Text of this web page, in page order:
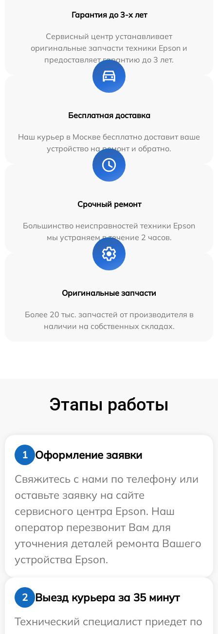
Гарантия до 3-х лет
Сервисный центр устанавливает
оригинальные запчасти техники Epson и
предоставляет гарантию до 3 лет.
Бесплатная доставка
Наш курьер в Москве бесплатно доставит ваше
устройство на ремонт и обратно.
Срочный ремонт
Большинство неисправностей техники Epson
мы устраняем в течение 2 часов.
Оригинальные запчасти
Более 20 тыс. запчастей от производителя в
наличии на собственных складах.
Этапы работы
1
Оформление заявки
Свяжитесь с нами по телефону или
оставьте заявку на сайте
сервисного центра Epson. Наш
оператор перезвонит Вам для
уточнения деталей ремонта Вашего
устройства Epson.
2
Выезд курьера за 35 минут
Технический специалист приедет по